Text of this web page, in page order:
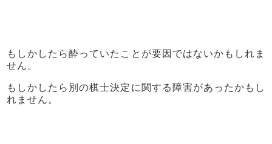
もしかしたら酔っていたことが要因ではないかもしれま
せん。
もしかしたら別の棋士決定に関する障害があったかもし
れません。